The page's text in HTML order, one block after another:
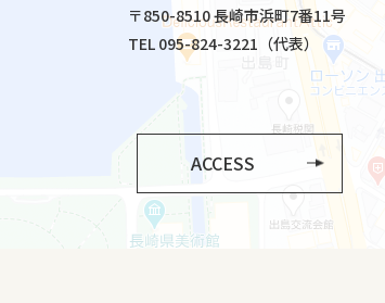
〒850-8510 長崎市浜町7番11号
TEL 095-824-3221（代表）
ACCESS